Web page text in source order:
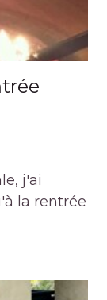
j'ai
la rentrée